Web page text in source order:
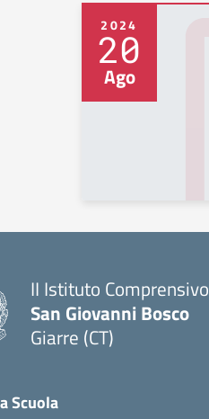
2024
20
Ago
II Istituto Comprensivo
San Giovanni Bosco
Giarre (CT)
Scuola